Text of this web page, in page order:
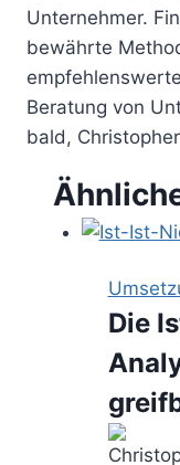
Unternehmer.
bewährte
Beratung von
bald, Christopher
Die